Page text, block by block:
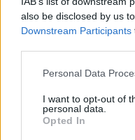
also be disclosed by us
Downstream Participants
Personal Data
I want to opt-out of
personal data.
Opted In